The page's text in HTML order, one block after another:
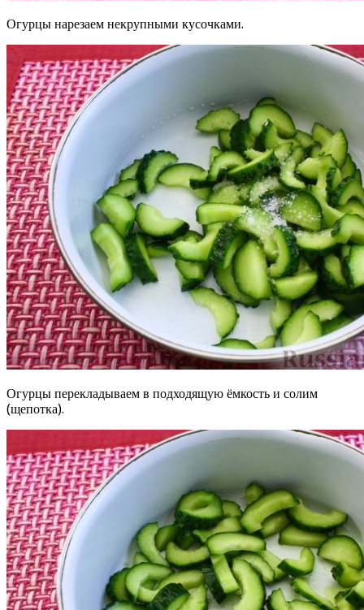
Огурцы нарезаем некрупными кусочками.
Огурцы перекладываем в подходящую ёмкость и солим
(щепотка).